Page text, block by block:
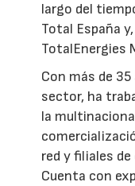
largo del
Total España
TotalEnergies
Con más de
sector, ha
la
red y filiales
Cuenta con